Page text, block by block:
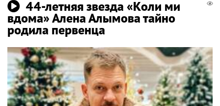
44-летняя звезда «Коли ми
вдома» Алена Алымова тайно
родила первенца